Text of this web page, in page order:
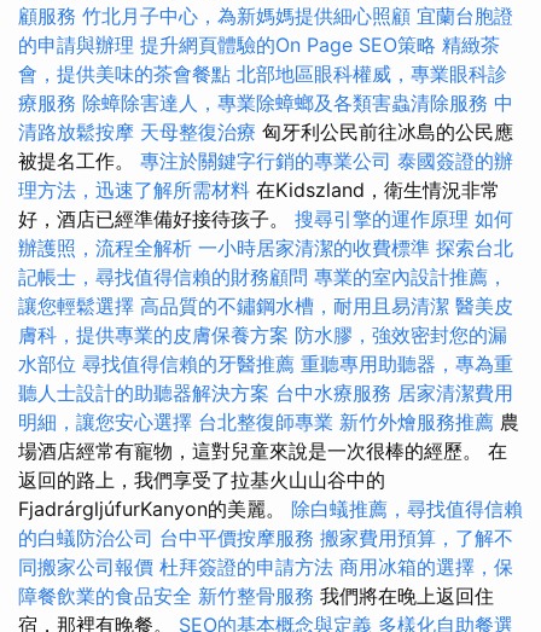
顧服務 竹北月子中心，為新媽媽提供細心照顧 宜蘭台胞證
的申請與辦理 提升網頁體驗的On Page SEO策略 精緻茶
會，提供美味的茶會餐點 北部地區眼科權威，專業眼科診
療服務 除蟑除害達人，專業除蟑螂及各類害蟲清除服務 中
清路放鬆按摩 天母整復治療 匈牙利公民前往冰島的公民應
被提名工作。 專注於關鍵字行銷的專業公司 泰國簽證的辦
理方法，迅速了解所需材料 在Kidszland，衛生情況非常
好，酒店已經準備好接待孩子。 搜尋引擎的運作原理 如何
辦護照，流程全解析 一小時居家清潔的收費標準 探索台北
記帳士，尋找值得信賴的財務顧問 專業的室內設計推薦，
讓您輕鬆選擇 高品質的不鏽鋼水槽，耐用且易清潔 醫美皮
膚科，提供專業的皮膚保養方案 防水膠，強效密封您的漏
水部位 尋找值得信賴的牙醫推薦 重聽專用助聽器，專為重
聽人士設計的助聽器解決方案 台中水療服務 居家清潔費用
明細，讓您安心選擇 台北整復師專業 新竹外燴服務推薦 農
場酒店經常有寵物，這對兒童來說是一次很棒的經歷。 在
返回的路上，我們享受了拉基火山山谷中的
FjadrárgljúfurKanyon的美麗。 除白蟻推薦，尋找值得信賴
的白蟻防治公司 台中平價按摩服務 搬家費用預算，了解不
同搬家公司報價 杜拜簽證的申請方法 商用冰箱的選擇，保
障餐飲業的食品安全 新竹整骨服務 我們將在晚上返回住
宿，那裡有晚餐。 SEO的基本概念與定義 多樣化自助餐選